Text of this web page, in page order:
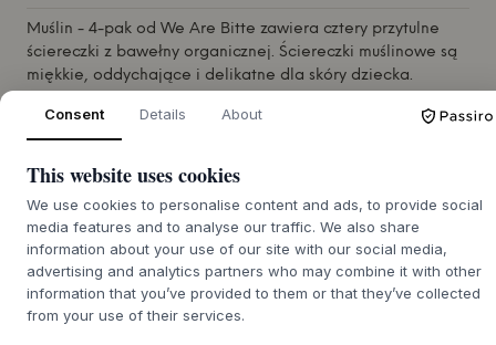
Muślin - 4-pak od We Are Bitte zawiera cztery przytulne
ściereczki z bawełny organicznej. Ściereczki muślinowe są
miękkie, oddychające i delikatne dla skóry dziecka.
Są idealne do codziennego użytku i łączą w sobie prostotę
MASZ PYTANIA DOTYCZĄCE TEGO ARTYKUŁU? +
30 DNI NA ŁATWY ZWROT
Consent Details About
This website uses cookies
We use cookies to personalise content and ads, to provide social
media features and to analyse our traffic. We also share
information about your use of our site with our social media,
advertising and analytics partners who may combine it with other
information that you’ve provided to them or that they’ve collected
from your use of their services.